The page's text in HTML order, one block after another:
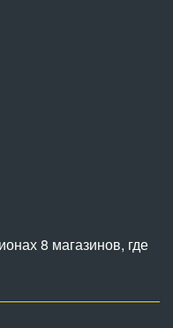
8 магазинов, где